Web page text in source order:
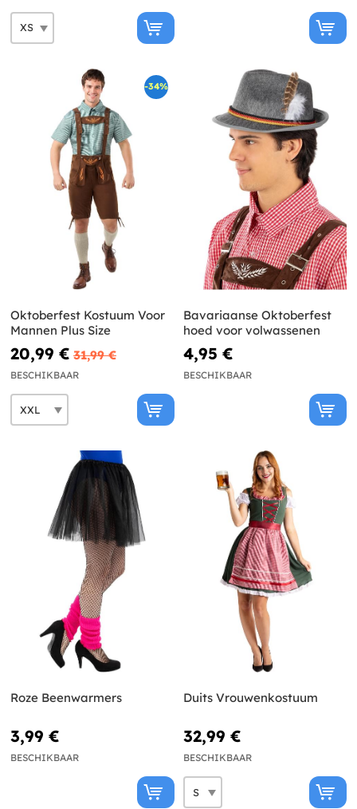
-34%
Oktoberfest Kostuum Voor
Mannen Plus Size
20,99 € 31,99 €
BESCHIKBAAR
Bavariaanse Oktoberfest
hoed voor volwassenen
4,95 €
BESCHIKBAAR
Roze Beenwarmers
3,99 €
BESCHIKBAAR
Duits Vrouwenkostuum
32,99 €
BESCHIKBAAR